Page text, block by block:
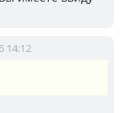
14:12